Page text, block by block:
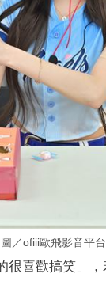
／ofiii歐飛影音平台
喜歡搞笑」